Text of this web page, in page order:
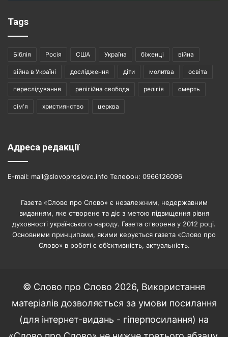
Tags
Біблія Росія США Україна біженці війна
війна в Україні дослідження діти молитва освіта
переслідування релігійна свобода релігія смерть
сім'я християнство церква
Адреса редакції
E-mail: mail@slovoproslovo.info Телефон: 0966126096
Газета «Слово про Слово» є незалежним, недержавним
виданням, яке створене та діє з метою підвищення рівня
духовності українського народу. Газета створена у 2012 році.
Основними принципами, якими керується газета «Слово про
Слово» в роботі є об’єктивність, актуальність.
© Слово про Слово 2026, Використання
матеріалів дозволяється за умови посилання
(для інтернет-видань - гіперпосилання) на